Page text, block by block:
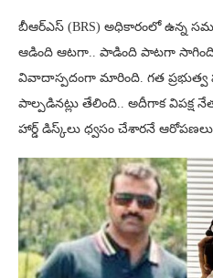
బీఆర్‌ఎస్‌ (BRS) అధికారంలో ఉన్న
ఆడింది ఆటగా.. పాడింది పాటగా సాగింది.
వివాదాస్పదంగా మారింది. గత
పాల్పడినట్లు తేలింది.. అదీగాక విపక్ష
హార్డ్‌ డిస్క్‌లు ధ్వసం చేశారనే